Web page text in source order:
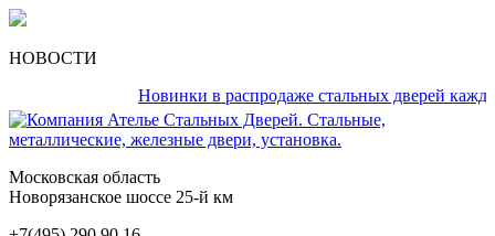
НОВОСТИ
Новинки в распродаже стальных дверей каждый
Московская область
Новорязанское шоссе 25-й км